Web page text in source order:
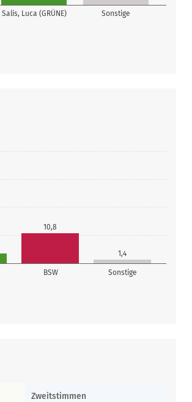
Salis, Luca (GRÜNE) Sonstige
BSW Sonstige
10,8
1,4
Zweitstimmen